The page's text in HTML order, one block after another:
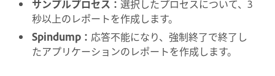
サンプルプロセス ： 選択したプロセスについて、3
秒以上のレポートを作成します。
Spindump ： 応答不能になり、強制終了で終了し
たアプリケーションのレポートを作成します。